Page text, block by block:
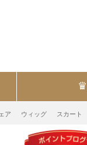
ア ウィッグ スカート